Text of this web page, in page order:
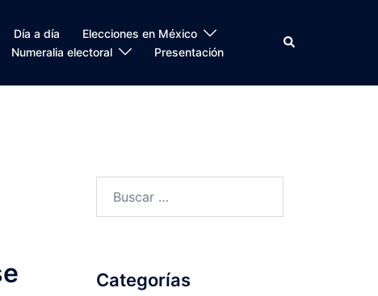
Día a día
Elecciones en México
Numeralia electoral Presentación
Search
Categorías